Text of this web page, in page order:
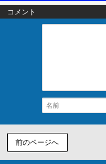
コメント
前のページへ